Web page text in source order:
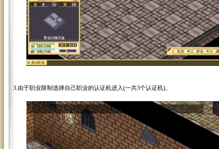
3.由于职业限制选择自己职业的认证机进入(一共3个认证机)。